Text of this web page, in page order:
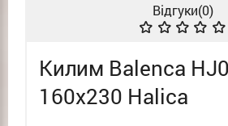
Відгуки(0)
Килим Balenca
160x230 Halica